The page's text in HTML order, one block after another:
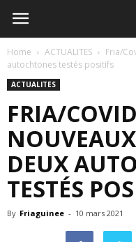
Home ACTUALITES
Fria/
autochtones testés positifs
ACTUALITES
FRIA/
DEUX
TESTÉS
By Friaguinee - 10 mars 2021